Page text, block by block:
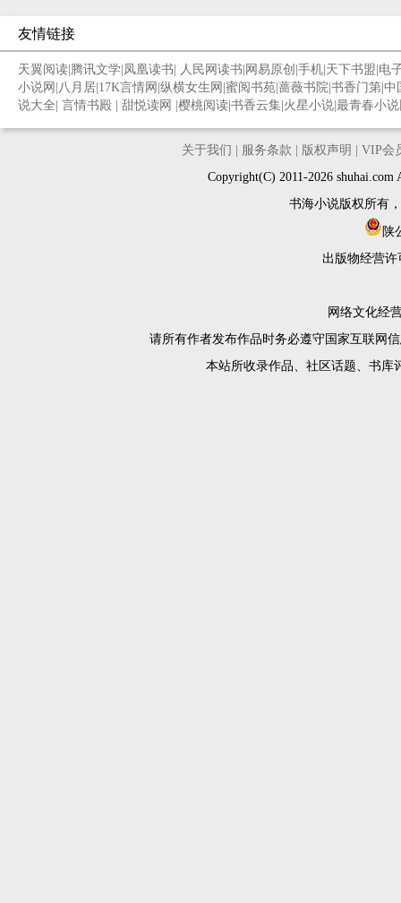
友情链接
天翼阅读 腾讯文学 凤凰读书 人民网读书 网易原创 手机 天下书盟 电
小说网 八月居 17K言情网 纵横女生网 蜜阅书苑 蔷薇书院 书香门第 中
说大全 言情书殿 甜悦读网 樱桃阅读 书香云集 火星小说 最青春小
关于我们 服务条款 版权声明
VIP会
Copyright(C) 2011-2026
书海小说版权所有
陕
出版物经营许
网络文化经
请所有作者发布作品时务必遵守国家互联网
本站所收录作品、社区话题、书库